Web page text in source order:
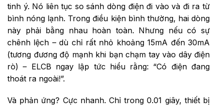
tinh ý. Nó liên tục so sánh dòng điện đi vào và đi ra từ
bình nóng lạnh. Trong điều kiện bình thường, hai dòng
này phải bằng nhau hoàn toàn. Nhưng nếu có sự
chênh lệch – dù chỉ rất nhỏ khoảng 15mA đến 30mA
(tương đương độ mạnh khi bạn chạm tay vào dây điện
rò) – ELCB ngay lập tức hiểu rằng: “Có điện đang
thoát ra ngoài!”.
Và phản ứng? Cực nhanh. Chỉ trong 0.01 giây, thiết bị